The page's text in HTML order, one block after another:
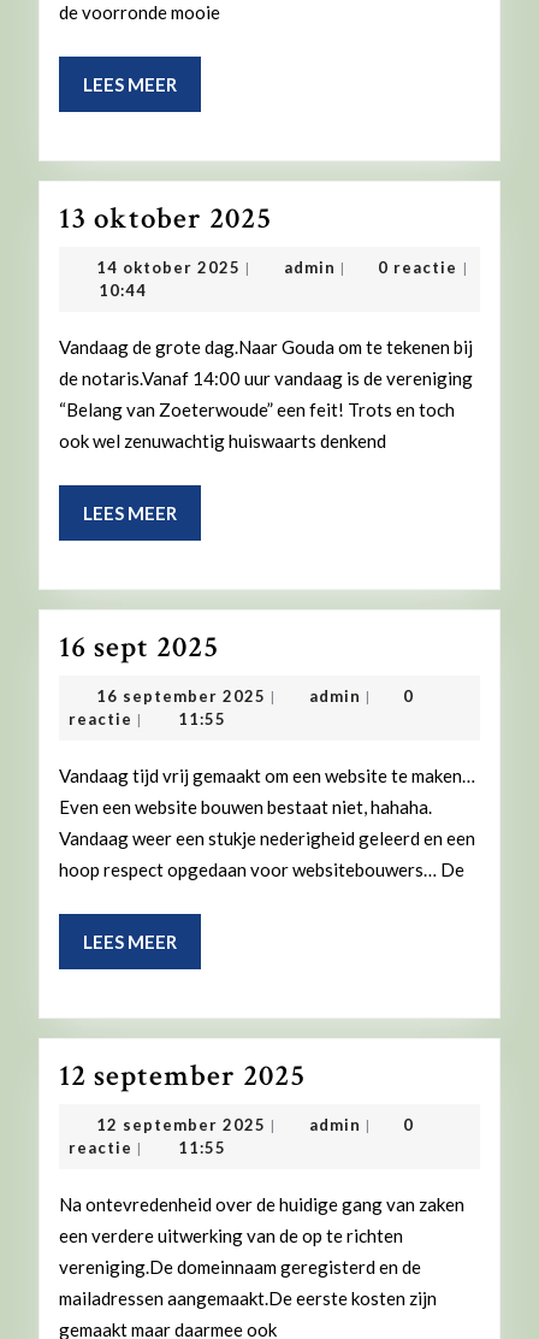
de voorronde mooie
LEES MEER
MEER
13 oktober 2025
oktober
14 oktober 2025 14
| admin admin
| 0 reactie |
10:44
Vandaag de grote dag.Naar Gouda om te tekenen bij
de notaris.Vanaf 14:00 uur vandaag is de vereniging
“Belang van Zoeterwoude” een feit! Trots en toch
ook wel zenuwachtig huiswaarts denkend
LEES MEER
MEER
16 sept 2025
sept
2025
16 september 2025 16
| admin admin
|
0
reactie | 11:55
Vandaag tijd vrij gemaakt om een website te maken…
Even een website bouwen bestaat niet, hahaha.
Vandaag weer een stukje nederigheid geleerd en een
hoop respect opgedaan voor websitebouwers… De
LEES MEER
MEER
12 september 2025
september
12 september 2025 12
| admin admin
|
0
reactie | 11:55
Na ontevredenheid over de huidige gang van zaken
een verdere uitwerking van de op te richten
vereniging.De domeinnaam geregisterd en de
mailadressen aangemaakt.De eerste kosten zijn
gemaakt maar daarmee ook